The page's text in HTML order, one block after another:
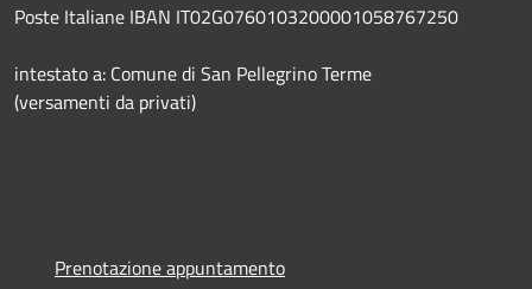
Poste Italiane IBAN IT02G0760103200001058767250
intestato a: Comune di San Pellegrino Terme
(versamenti da privati)
Prenotazione appuntamento